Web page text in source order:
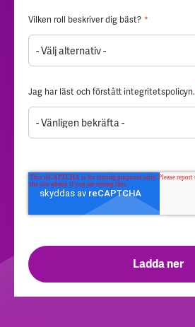
Vilken roll beskriver dig bäst? *
Jag har läst och förståttintegritetspolicyn.